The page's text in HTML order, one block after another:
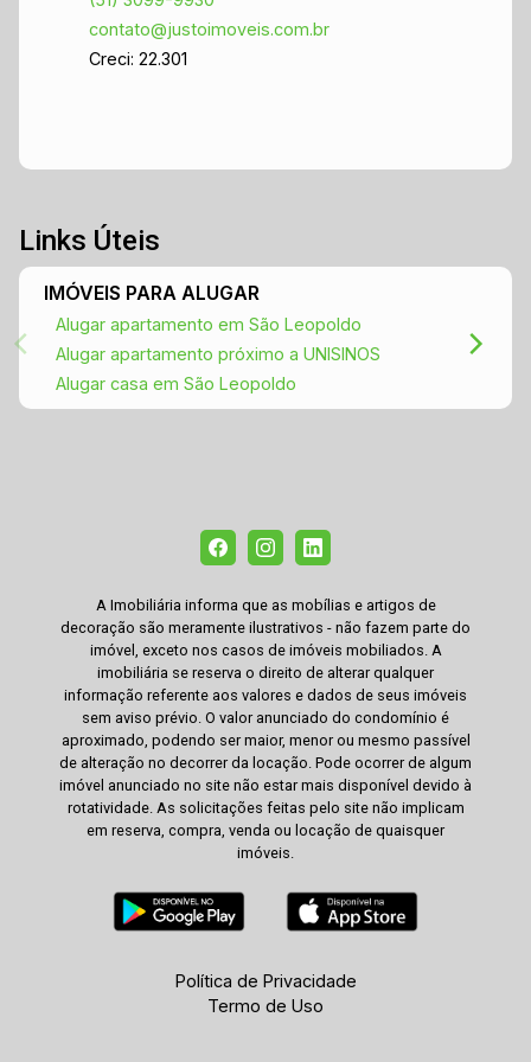
esclarecer suas dúvidas e apresentar mais
detalhes sobre este excelente imóvel. Venha
viver com qualidade e conforto no São João
contato@justoimoveis.com.br
Creci: 22.301
Links Úteis
IMÓVEIS PARA ALUGAR
Alugar apartamento em São Leopoldo
Alugar apartamento próximo a UNISINOS
Alugar casa em São Leopoldo
A Imobiliária informa que as mobílias e artigos de
decoração são meramente ilustrativos - não fazem parte do
imóvel, exceto nos casos de imóveis mobiliados. A
imobiliária se reserva o direito de alterar qualquer
informação referente aos valores e dados de seus imóveis
sem aviso prévio. O valor anunciado do condomínio é
aproximado, podendo ser maior, menor ou mesmo passível
de alteração no decorrer da locação. Pode ocorrer de algum
imóvel anunciado no site não estar mais disponível devido à
rotatividade. As solicitações feitas pelo site não implicam
em reserva, compra, venda ou locação de quaisquer
imóveis.
Política de Privacidade
Termo de Uso